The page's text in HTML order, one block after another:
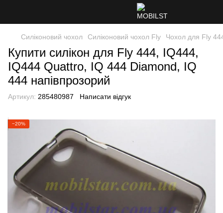
Силіконовий чохол Силіконовий чохол Fly Чохол для Fly
Купити силікон для Fly 444, IQ444,
IQ444 Quattro, IQ 444 Diamond, IQ
444 напівпрозорий
Артикул: 285480987 Написати відгук
−20%